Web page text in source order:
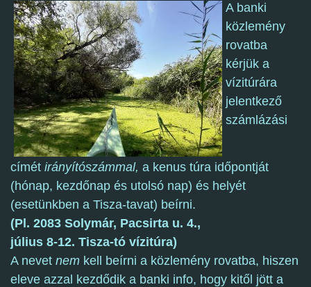
A banki
közlemény
rovatba
kérjük a
vízitúrára
jelentkező
számlázási
címét irányítószámmal, a kenus túra időpontját
(hónap, kezdőnap és utolsó nap) és helyét
(esetünkben a Tisza-tavat) beírni.
(Pl. 2083 Solymár, Pacsirta u. 4.,
július 8-12. Tisza-tó vízitúra)
A nevet nem kell beírni a közlemény rovatba, hiszen
eleve azzal kezdődik a banki info, hogy kitől jött a